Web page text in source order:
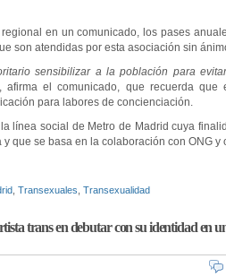
en un comunicado, los pases
son atendidas por esta asociación sin
sensibilizar a la población para
, afirma el comunicado, que recuerda que
para labores de concienciación.
línea social de Metro de Madrid cuya
que se basa en la colaboración con ONG y
Transexuales Transexualidad
trans en debutar con su identidad en